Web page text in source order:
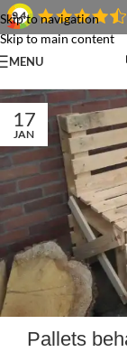
Skip to navigation
Skip to main content
MENU
17
JAN
Pallets